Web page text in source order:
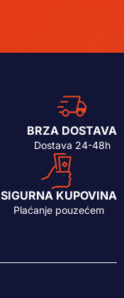
BRZA DOSTAVA
Dostava 24-48h
SIGURNA KUPOVINA
Plaćanje pouzećem